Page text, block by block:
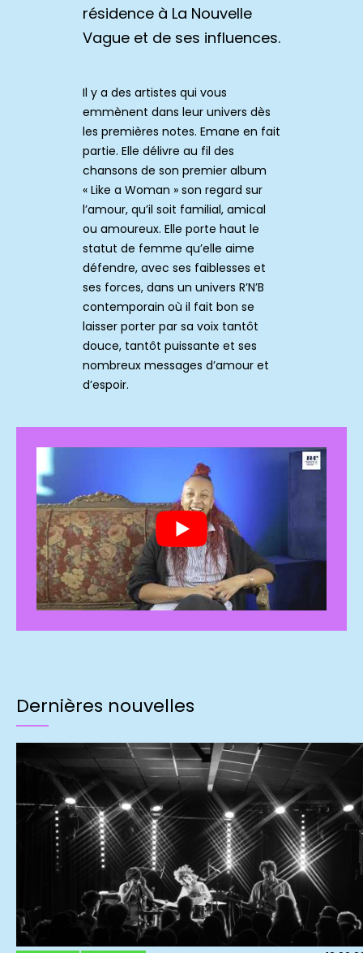
résidence à La Nouvelle
Vague et de ses influences.
Il y a des artistes qui vous
emmènent dans leur univers dès
les premières notes. Emane en fait
partie. Elle délivre au fil des
chansons de son premier album
« Like a Woman » son regard sur
l’amour, qu’il soit familial, amical
ou amoureux. Elle porte haut le
statut de femme qu’elle aime
défendre, avec ses faiblesses et
ses forces, dans un univers R’N’B
contemporain où il fait bon se
laisser porter par sa voix tantôt
douce, tantôt puissante et ses
nombreux messages d’amour et
d’espoir.
Dernières nouvelles